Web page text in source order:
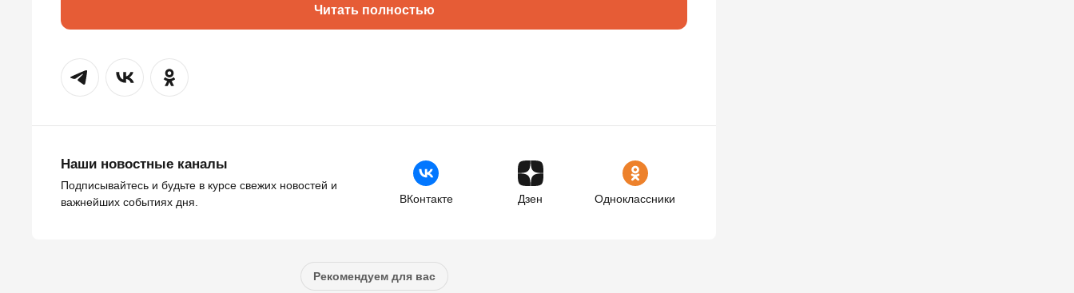
Читать полностью
Наши новостные каналы
Подписывайтесь и будьте в курсе свежих новостей и
важнейших событиях дня.
ВКонтакте Дзен Одноклассники
Рекомендуем для вас